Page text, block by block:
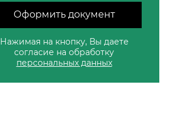
Оформить документ
Нажимая на кнопку, Вы даете
согласие на обработку
персональных данных